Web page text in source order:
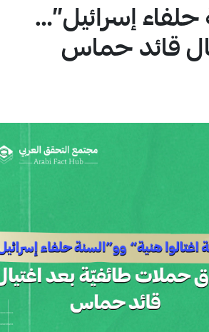
حلفاء إسرائيل”…
قائد حماس